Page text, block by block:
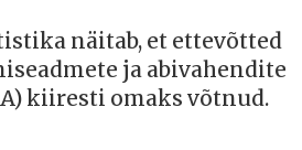
näitab, et ettevõtted
ja abivahendite
kiiresti omaks võtnud.